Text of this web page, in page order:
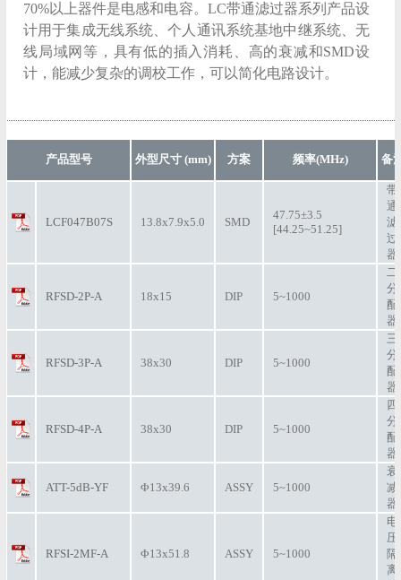
70%以上器件是电感和电容。LC带通滤过器系列产品设
计用于集成无线系统、个人通讯系统基地中继系统、无
线局域网等，具有低的插入消耗、高的衰减和SMD设
计，能减少复杂的调校工作，可以简化电路设计。
产品型号 外型尺寸 (mm) 方案 频率(MHz) 备
LCF047B07S 13.8x7.9x5.0 SMD
47.75±3.5
[44.25~51.25]
带
通
滤
过
器
RFSD-2P-A 18x15 DIP 5~1000
二
分
配
器
RFSD-3P-A 38x30 DIP 5~1000
三
分
配
器
RFSD-4P-A 38x30 DIP 5~1000
四
分
配
器
ATT-5dB-YF Φ13x39.6 ASSY 5~1000
衰
减
器
RFSI-2MF-A Φ13x51.8 ASSY 5~1000
电
压
隔
离